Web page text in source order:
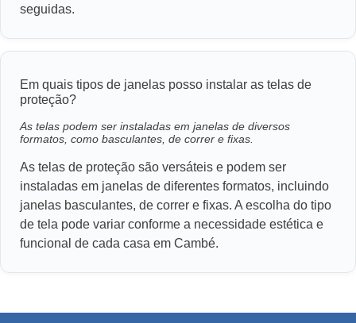
seguidas.
Em quais tipos de janelas posso instalar as telas de
proteção?
As telas podem ser instaladas em janelas de diversos
formatos, como basculantes, de correr e fixas.
As telas de proteção são versáteis e podem ser
instaladas em janelas de diferentes formatos, incluindo
janelas basculantes, de correr e fixas. A escolha do tipo
de tela pode variar conforme a necessidade estética e
funcional de cada casa em Cambé.